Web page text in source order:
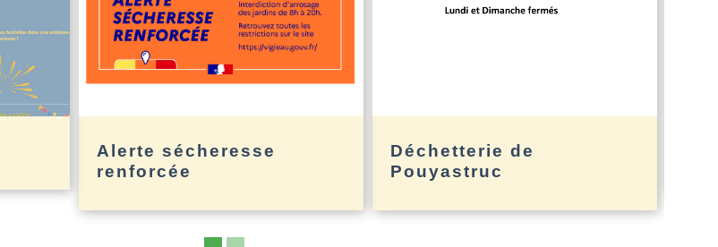
Alerte sécheresse
renforcée
Déchetterie de
Pouyastruc